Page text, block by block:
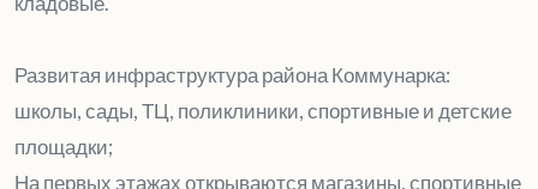
Развитая инфраструктура района Коммунарка:
школы, сады, ТЦ, поликлиники, спортивные и детские
площадки;
На первых этажах открываются магазины, спортивные